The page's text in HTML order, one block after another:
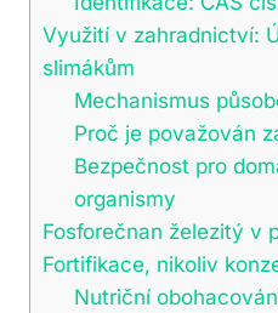
Využití v zahradnictví:
slimákům
Mechanismus
Proč je považován
Bezpečnost pro
organismy
Fosforečnan železitý v
Fortifikace, nikoliv
Nutriční